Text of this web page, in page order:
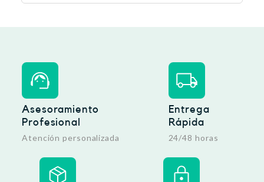
Asesoramiento
Profesional
Atención personalizada
Entrega
Rápida
24/48 horas